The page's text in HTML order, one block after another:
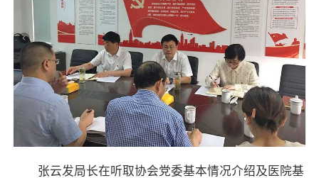
张云发局长在听取协会党委基本情况介绍及医院基